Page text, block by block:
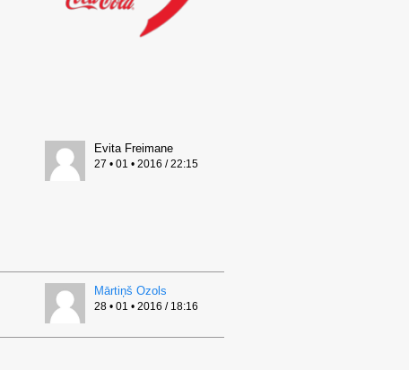
Evita Freimane
27 • 01 • 2016 / 22:15
Mārtiņš Ozols
28 • 01 • 2016 / 18:16